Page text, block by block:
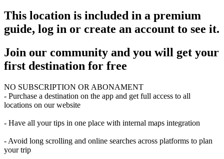
This location is included in a premium
guide, log in or create an account to see it.
Join our community and you will get your
first destination for free
NO SUBSCRIPTION OR ABONAMENT
- Purchase a destination on the app and get full access to all
locations on our website
- Have all your tips in one place with internal maps integration
- Avoid long scrolling and online searches across platforms to plan
your trip